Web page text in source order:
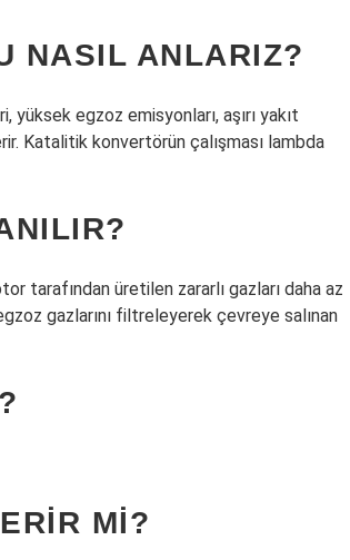
NASIL ANLARIZ?
egzoz emisyonları, aşırı yakıt
Katalitik konvertörün çalışması lambda
tarafından üretilen zararlı gazları daha az
gazlarını filtreleyerek çevreye salınan
MI?